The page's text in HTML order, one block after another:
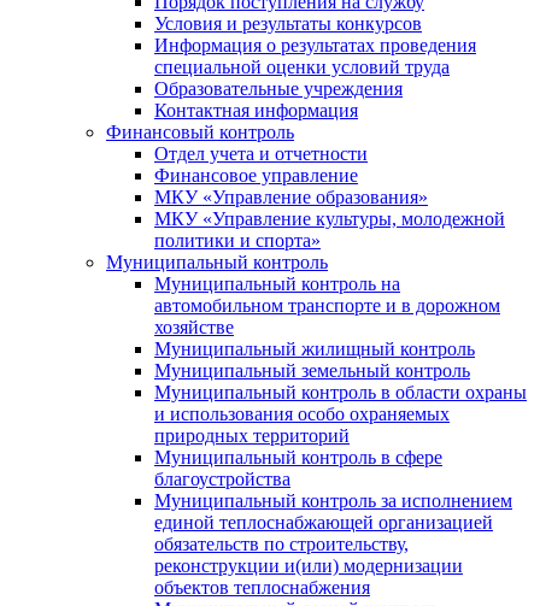
Условия и результаты конкурсов
Информация о результатах проведения
специальной оценки условий труда
Образовательные учреждения
Контактная информация
Финансовый контроль
Отдел учета и отчетности
Финансовое управление
МКУ «Управление образования»
МКУ «Управление культуры, молодежной
политики и спорта»
Муниципальный контроль
Муниципальный контроль на
автомобильном транспорте и в дорожном
хозяйстве
Муниципальный жилищный контроль
Муниципальный земельный контроль
Муниципальный контроль в области охраны
и использования особо охраняемых
природных территорий
Муниципальный контроль в сфере
благоустройства
Муниципальный контроль за исполнением
единой теплоснабжающей организацией
обязательств по строительству,
реконструкции и(или) модернизации
объектов теплоснабжения